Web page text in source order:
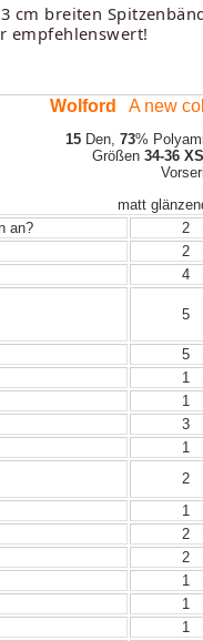
cm breiten
empfehlenswert!
Wolford A new
15Den, 73%
Größen34-36 XS
matt
an? 2
2
4
5
5
1
1
3
1
2
1
2
2
1
1
1